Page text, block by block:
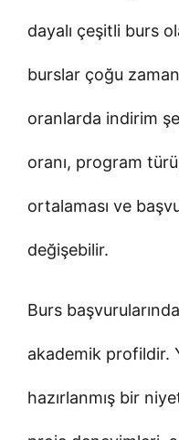
dayalı çeşitli burs
burslar çoğu
oranlarda indirim
oranı, program
ortalaması ve
değişebilir.
Burs
akademik profildir.
hazırlanmış bir